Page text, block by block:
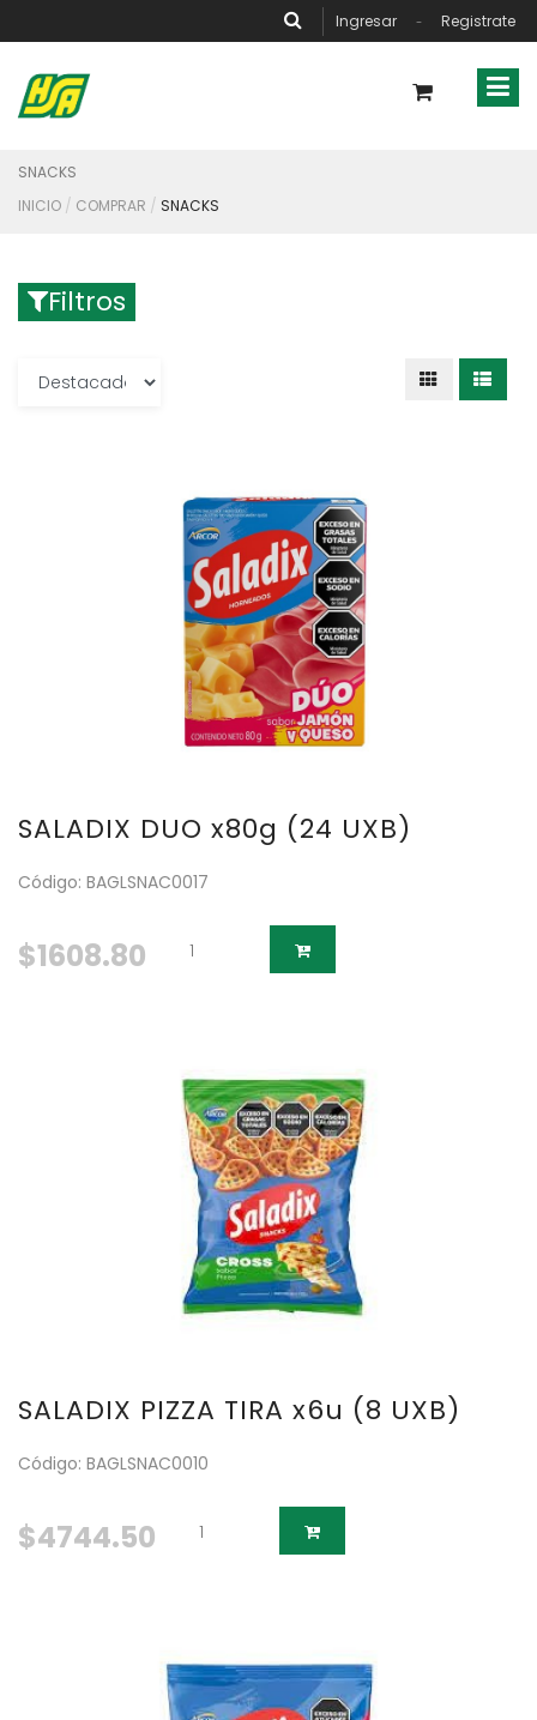
Ingresar - Registrate
SNACKS
INICIO
COMPRAR SNACKS
Filtros
SALADIX DUO x80g (24 UXB)
Código: BAGLSNAC0017
$1608.80
SALADIX PIZZA TIRA x6u (8 UXB)
Código: BAGLSNAC0010
$4744.50